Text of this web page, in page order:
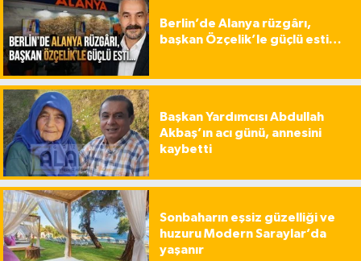
Berlin’de Alanya rüzgârı,
başkan Özçelik’le güçlü esti…
Başkan Yardımcısı Abdullah
Akbaş’ın acı günü, annesini
kaybetti
Sonbaharın eşsiz güzelliği ve
huzuru Modern Saraylar’da
yaşanır